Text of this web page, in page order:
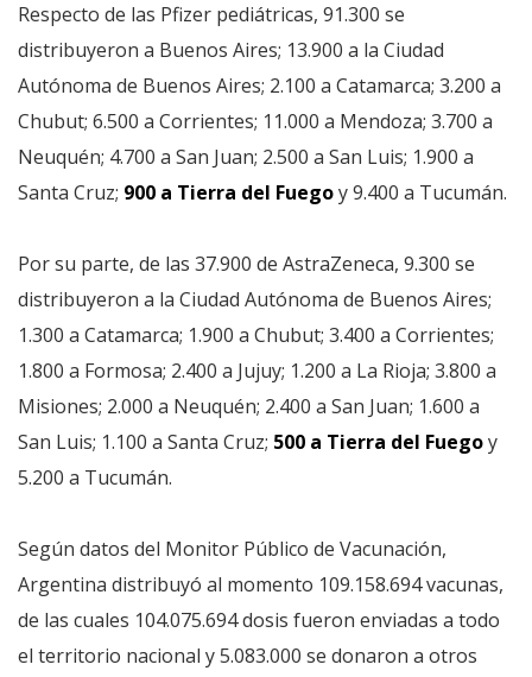
Respecto de las Pfizer pediátricas, 91.300 se
distribuyeron a Buenos Aires; 13.900 a la Ciudad
Autónoma de Buenos Aires; 2.100 a Catamarca; 3.200 a
Chubut; 6.500 a Corrientes; 11.000 a Mendoza; 3.700 a
Neuquén; 4.700 a San Juan; 2.500 a San Luis; 1.900 a
Santa Cruz; 900 a Tierra del Fuegoy 9.400 a Tucumán.
Por su parte, de las 37.900 de AstraZeneca, 9.300 se
distribuyeron a la Ciudad Autónoma de Buenos Aires;
1.300 a Catamarca; 1.900 a Chubut; 3.400 a Corrientes;
1.800 a Formosa; 2.400 a Jujuy; 1.200 a La Rioja; 3.800 a
Misiones; 2.000 a Neuquén; 2.400 a San Juan; 1.600 a
San Luis; 1.100 a Santa Cruz; 500 a Tierra del Fuegoy
5.200 a Tucumán.
Según datos del Monitor Público de Vacunación,
Argentina distribuyó al momento 109.158.694 vacunas,
de las cuales 104.075.694 dosis fueron enviadas a todo
el territorio nacional y 5.083.000 se donaron a otros